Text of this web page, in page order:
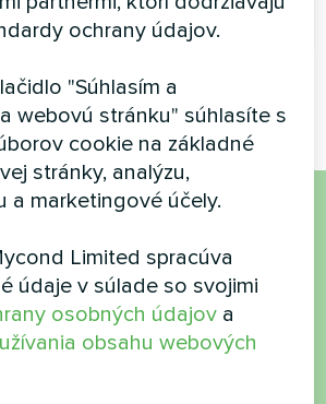
VIAC
kúpiť alebo máte
a my vám pomôžeme
ochrany údajov.
"Súhlasím a
webovú stránku" súhlasíte s
cookie na základné
stránky, analýzu,
a marketingové účely.
Limited spracúva
údaje v súlade so svojimi
osobných údajov a
obsahu webových